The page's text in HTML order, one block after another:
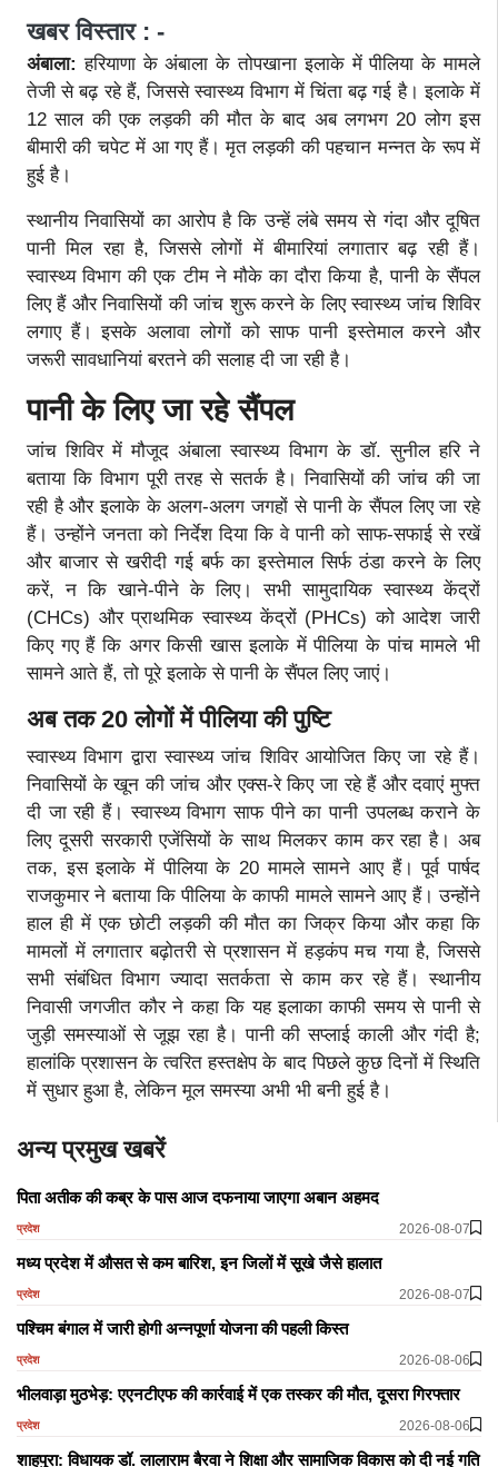
खबर विस्तार : -
अंबाला:हरियाणा के अंबाला के तोपखाना इलाके में पीलिया के मामले
तेजी से बढ़ रहे हैं, जिससे स्वास्थ्य विभाग में चिंता बढ़ गई है। इलाके में
12 साल की एक लड़की की मौत के बाद अब लगभग 20 लोग इस
बीमारी की चपेट में आ गए हैं। मृत लड़की की पहचान मन्नत के रूप में
हुई है।
स्थानीय निवासियों का आरोप है कि उन्हें लंबे समय से गंदा और दूषित
पानी मिल रहा है, जिससे लोगों में बीमारियां लगातार बढ़ रही हैं।
स्वास्थ्य विभाग की एक टीम ने मौके का दौरा किया है, पानी के सैंपल
लिए हैं और निवासियों की जांच शुरू करने के लिए स्वास्थ्य जांच शिविर
लगाए हैं। इसके अलावा लोगों को साफ पानी इस्तेमाल करने और
जरूरी सावधानियां बरतने की सलाह दी जा रही है।
पानी के लिए जा रहे सैंपल
जांच शिविर में मौजूद अंबाला स्वास्थ्य विभाग के डॉ. सुनील हरि ने
बताया कि विभाग पूरी तरह से सतर्क है। निवासियों की जांच की जा
रही है और इलाके के अलग-अलग जगहों से पानी के सैंपल लिए जा रहे
हैं। उन्होंने जनता को निर्देश दिया कि वे पानी को साफ-सफाई से रखें
और बाजार से खरीदी गई बर्फ का इस्तेमाल सिर्फ ठंडा करने के लिए
करें, न कि खाने-पीने के लिए। सभी सामुदायिक स्वास्थ्य केंद्रों
(CHCs) और प्राथमिक स्वास्थ्य केंद्रों (PHCs) को आदेश जारी
किए गए हैं कि अगर किसी खास इलाके में पीलिया के पांच मामले भी
सामने आते हैं, तो पूरे इलाके से पानी के सैंपल लिए जाएं।
अब तक 20 लोगों में पीलिया की पुष्टि
स्वास्थ्य विभाग द्वारा स्वास्थ्य जांच शिविर आयोजित किए जा रहे हैं।
निवासियों के खून की जांच और एक्स-रे किए जा रहे हैं और दवाएं मुफ्त
दी जा रही हैं। स्वास्थ्य विभाग साफ पीने का पानी उपलब्ध कराने के
लिए दूसरी सरकारी एजेंसियों के साथ मिलकर काम कर रहा है। अब
तक, इस इलाके में पीलिया के 20 मामले सामने आए हैं। पूर्व पार्षद
राजकुमार ने बताया कि पीलिया के काफी मामले सामने आए हैं। उन्होंने
हाल ही में एक छोटी लड़की की मौत का जिक्र किया और कहा कि
मामलों में लगातार बढ़ोतरी से प्रशासन में हड़कंप मच गया है, जिससे
सभी संबंधित विभाग ज्यादा सतर्कता से काम कर रहे हैं। स्थानीय
निवासी जगजीत कौर ने कहा कि यह इलाका काफी समय से पानी से
जुड़ी समस्याओं से जूझ रहा है। पानी की सप्लाई काली और गंदी है;
हालांकि प्रशासन के त्वरित हस्तक्षेप के बाद पिछले कुछ दिनों में स्थिति
में सुधार हुआ है, लेकिन मूल समस्या अभी भी बनी हुई है।
अन्य प्रमुख खबरें
पिता अतीक की कब्र के पास आज दफनाया जाएगा अबान अहमद
प्रदेश 2026-08-07
मध्य प्रदेश में औसत से कम बारिश, इन जिलों में सूखे जैसे हालात
प्रदेश 2026-08-07
पश्चिम बंगाल में जारी होगी अन्नपूर्णा योजना की पहली किस्त
प्रदेश 2026-08-06
भीलवाड़ा मुठभेड़: एएनटीएफ की कार्रवाई में एक तस्कर की मौत, दूसरा गिरफ्तार
प्रदेश 2026-08-06
शाहपुरा: विधायक डॉ. लालाराम बैरवा ने शिक्षा और सामाजिक विकास को दी नई गति